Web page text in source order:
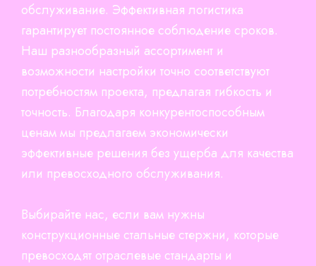
обслуживание. Эффективная логистика
гарантирует постоянное соблюдение сроков.
Наш разнообразный ассортимент и
возможности настройки точно соответствуют
потребностям проекта, предлагая гибкость и
точность. Благодаря конкурентоспособным
ценам мы предлагаем экономически
эффективные решения без ущерба для качества
или превосходного обслуживания.
Выбирайте нас, если вам нужны
конструкционные стальные стержни, которые
превосходят отраслевые стандарты и